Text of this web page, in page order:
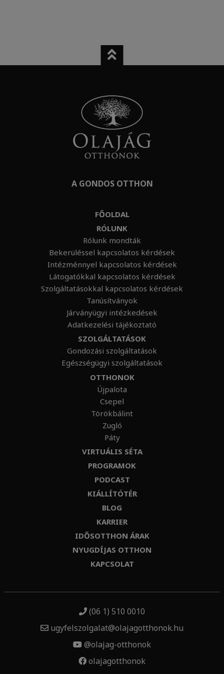
A GONDOS OTTHON
FŐOLDAL
RÓLUNK
Rólunk mondták
Bekerüléssel kapcsolatos kérdések
Intézménnyel kapcsolatos kérdések
Látogatókkal kapcsolatos kérdések
Szolgáltatásokkal kapcsolatos kérdések
Tanúsítványok
Járványügyi intézkedések
Adatkezelési tájékoztató
SZOLGÁLTATÁSOK
Gondozási szolgáltatások
Egészségügyi szolgáltatások
OTTHONOK
Újpalota
Csepel
Törökbálint
Zugló
Páty
VIRTUÁLIS SÉTA
PROGRAMOK
PODCAST
KIÁLLÍTÓTÉR
BLOG
KARRIER
IDŐSOTTHON ÁRAK
NYUGDÍJAS OTTHON
KAPCSOLAT
(06 1) 510 0010
ugyfelszolgalat@olajagotthonok.hu
@olajag-otthonok
olajagotthonok